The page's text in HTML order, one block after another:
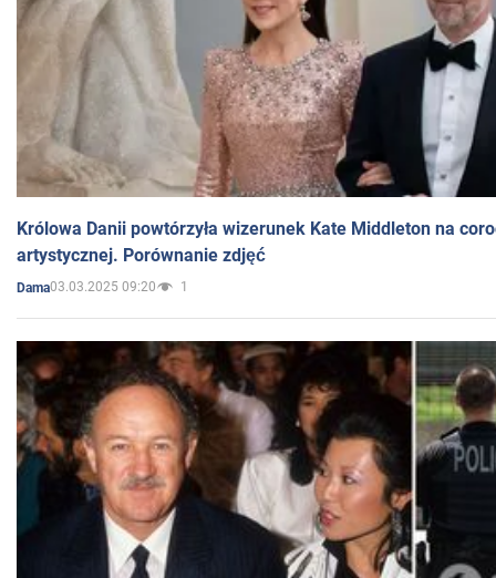
Królowa Danii powtórzyła wizerunek Kate Middleton na
artystycznej. Porównanie zdjęć
Dama03.03.2025 09:20 1